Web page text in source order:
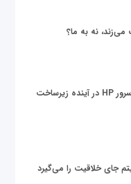
می‌زند، نه به ما؟
زیر پوست دنیای داده؛ نقش سرور HP در آینده زیرساخت
جای خلاقیت را می‌گیرد